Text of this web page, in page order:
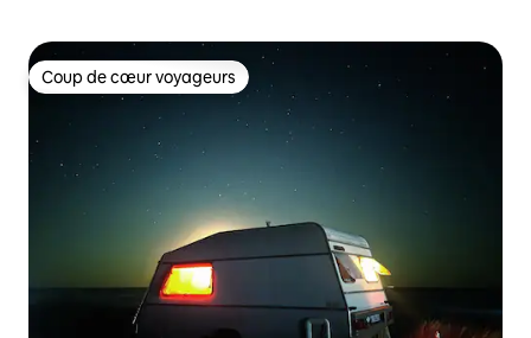
Coup de cœur voyageurs
Coup de cœur voyageurs